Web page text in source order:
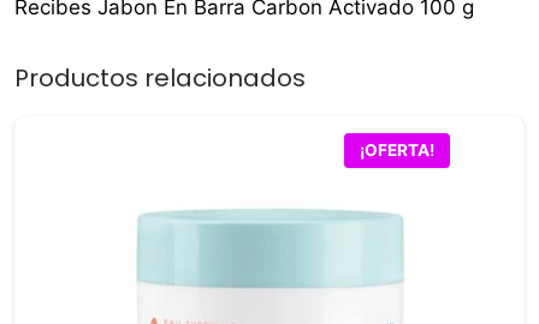
Recibes Jabon En Barra Carbon Activado 100 g
Productos relacionados
¡OFERTA!